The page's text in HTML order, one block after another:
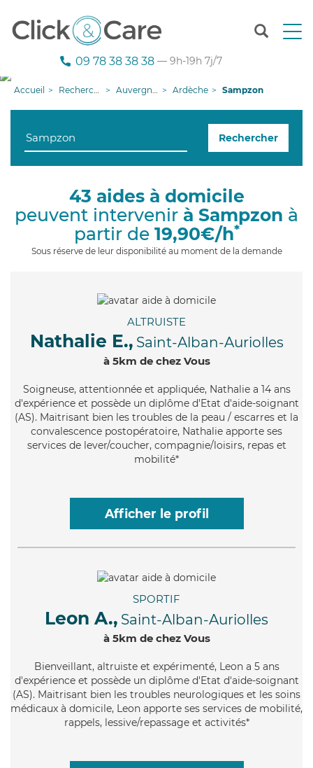
T
n
g
i
09 78 38 38 38 — 9h-19h 7j/7
Accueil Recherche aide à domicile Auvergne-Rhône-Alpes Ardèche Sampzon
Rechercher
43 aides à domicile
peuvent intervenir à Sampzon à
partir de 19,90€/h*
Sous réserve de leur disponibilité au moment de la demande
ALTRUISTE
Nathalie E., Saint-Alban-Auriolles
à 5km de chez Vous
Soigneuse, attentionnée et appliquée, Nathalie a 14 ans
d'expérience et possède un diplôme d'Etat d'aide-soignant
(AS). Maitrisant bien les troubles de la peau / escarres et la
convalescence postopératoire, Nathalie apporte ses
services de lever/coucher, compagnie/loisirs, repas et
mobilité*
Afficher le profil
SPORTIF
Leon A., Saint-Alban-Auriolles
à 5km de chez Vous
Bienveillant, altruiste et expérimenté, Leon a 5 ans
d'expérience et possède un diplôme d'Etat d'aide-soignant
(AS). Maitrisant bien les troubles neurologiques et les soins
médicaux à domicile, Leon apporte ses services de mobilité,
rappels, lessive/repassage et activités*